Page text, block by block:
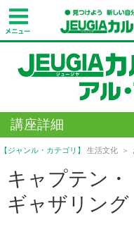
講座詳細
【ジャンル・カテゴリ】 生活文化
キャプテン・
ギャザリング